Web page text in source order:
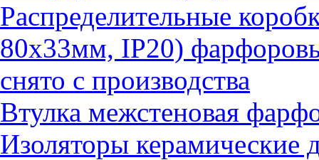
Распределительные
80х33мм, IP20)
снято с производства
Втулка межстеновая
Изоляторы керамические